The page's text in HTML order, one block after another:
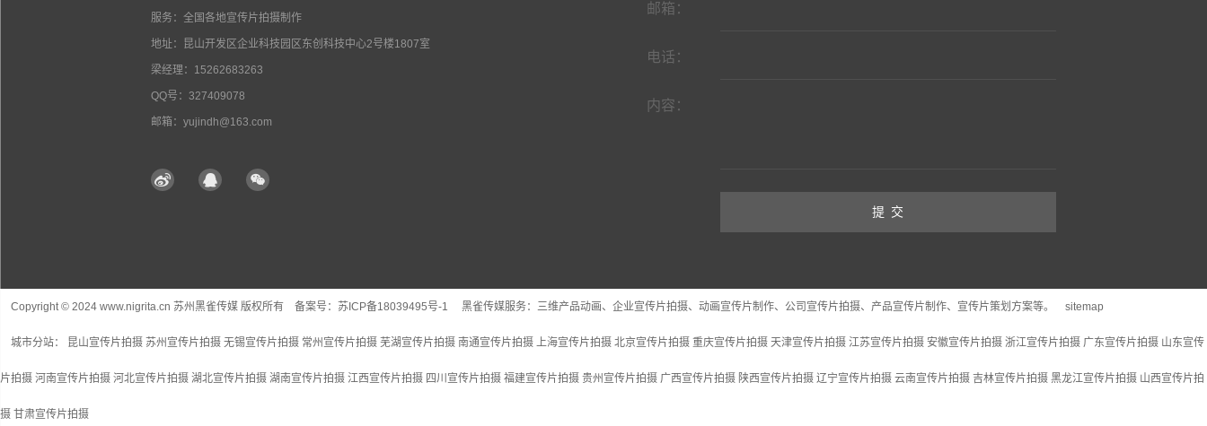
服务：全国各地宣传片拍摄制作
地址：昆山开发区企业科技园区东创科技中心2号楼1807室
梁经理：15262683263
QQ号：327409078
邮箱：yujindh@163.com
邮箱：
电话：
内容：
Copyright © 2024 www.nigrita.cn 苏州黑雀传媒 版权所有 备案号： 苏ICP备18039495号-1 黑雀传媒服务： 三维产品动画、企业宣传片拍摄、动画宣传片制作、公司宣传片拍摄、产品宣传片制作、宣传片策划方案等。 sitemap
城市分站： 昆山宣传片拍摄 苏州宣传片拍摄 无锡宣传片拍摄 常州宣传片拍摄 芜湖宣传片拍摄 南通宣传片拍摄 上海宣传片拍摄 北京宣传片拍摄 重庆宣传片拍摄 天津宣传片拍摄 江苏宣传片拍摄 安徽宣传片拍摄 浙江宣传片拍摄 广东宣传片拍摄 山东宣传
片拍摄 河南宣传片拍摄 河北宣传片拍摄 湖北宣传片拍摄 湖南宣传片拍摄 江西宣传片拍摄 四川宣传片拍摄 福建宣传片拍摄 贵州宣传片拍摄 广西宣传片拍摄 陕西宣传片拍摄 辽宁宣传片拍摄 云南宣传片拍摄 吉林宣传片拍摄 黑龙江宣传片拍摄 山西宣传片拍
摄 甘肃宣传片拍摄